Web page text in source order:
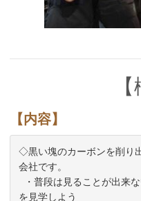
【内容】
◇黒い塊のカーボンを削り
会社です。
を見学しよう